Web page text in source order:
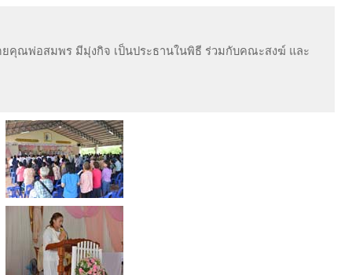
คุณพ่อสมพร มีมุ่งกิจ เป็นประธานในพิธี ร่วมกับคณะสงฆ์ และ